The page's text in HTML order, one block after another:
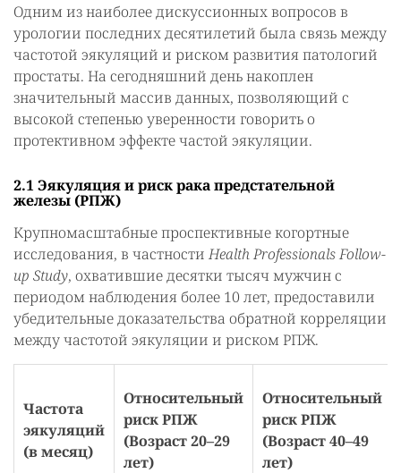
Одним из наиболее дискуссионных вопросов в
урологии последних десятилетий была связь между
частотой эякуляций и риском развития патологий
простаты. На сегодняшний день накоплен
значительный массив данных, позволяющий с
высокой степенью уверенности говорить о
протективном эффекте частой эякуляции.
2.1 Эякуляция и риск рака предстательной
железы (РПЖ)
Крупномасштабные проспективные когортные
исследования, в частности Health Professionals Follow-
up Study, охватившие десятки тысяч мужчин с
периодом наблюдения более 10 лет, предоставили
убедительные доказательства обратной корреляции
между частотой эякуляции и риском РПЖ.
Частота
эякуляций
(в месяц)
Относительный
риск РПЖ
(Возраст 20–29
лет)
Относительный
риск РПЖ
(Возраст 40–49
лет)